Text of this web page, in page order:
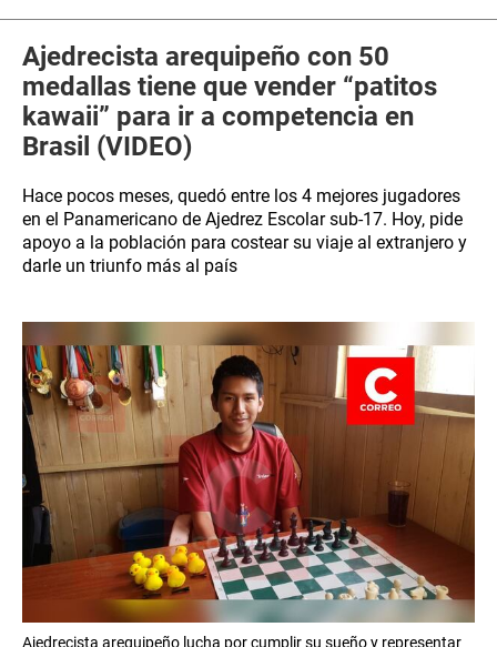
Ajedrecista arequipeño con 50
medallas tiene que vender “patitos
kawaii” para ir a competencia en
Brasil (VIDEO)
Hace pocos meses, quedó entre los 4 mejores jugadores
en el Panamericano de Ajedrez Escolar sub-17. Hoy, pide
apoyo a la población para costear su viaje al extranjero y
darle un triunfo más al país
Ajedrecista arequipeño lucha por cumplir su sueño y representar